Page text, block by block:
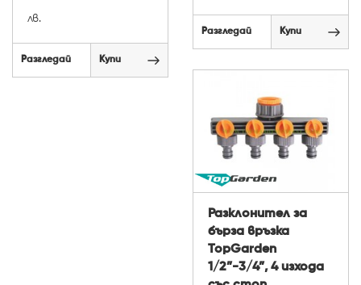
лв.
Разгледай Купи
Разгледай Купи
Разклонител за
бърза връзка
TopGarden
1/2”-3/4”, 4 изхода